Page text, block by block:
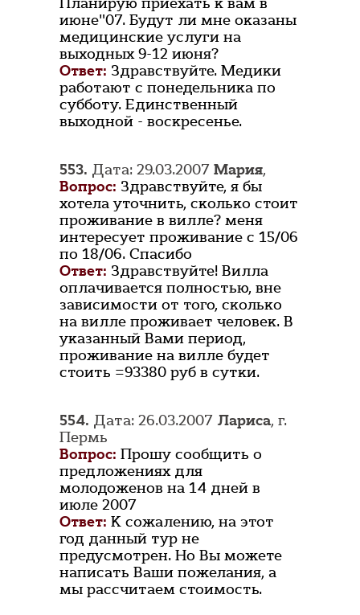
июне"07. Будут ли мне оказаны
медицинские услуги на
выходных 9-12 июня?
Ответ: Здравствуйте. Медики
работают с понедельника по
субботу. Единственный
выходной - воскресенье.
553. Дата: 29.03.2007 Мария,
Вопрос: Здравствуйте, я бы
хотела уточнить, сколько стоит
проживание в вилле? меня
интересует проживание с 15/06
по 18/06. Спасибо
Ответ: Здравствуйте! Вилла
оплачивается полностью, вне
зависимости от того, сколько
на вилле проживает человек. В
указанный Вами период,
проживание на вилле будет
стоить =93380 руб в сутки.
554. Дата: 26.03.2007 Лариса, г.
Пермь
Вопрос: Прошу сообщить о
предложениях для
молодоженов на 14 дней в
июле 2007
Ответ: К сожалению, на этот
год данный тур не
предусмотрен. Но Вы можете
написать Ваши пожелания, а
мы рассчитаем стоимость.